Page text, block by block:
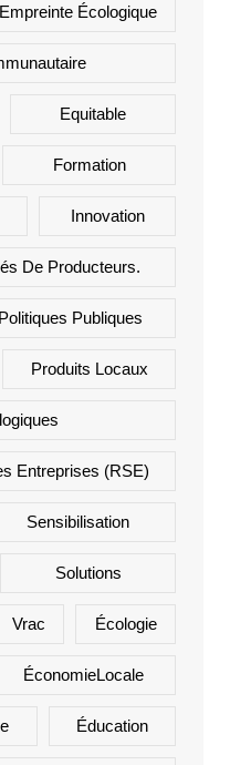
Empreinte Écologique
Equitable
Formation
Innovation
De Producteurs.
Politiques Publiques
Produits Locaux
Entreprises (RSE)
Sensibilisation
Solutions
Vrac Écologie
ÉconomieLocale
Éducation